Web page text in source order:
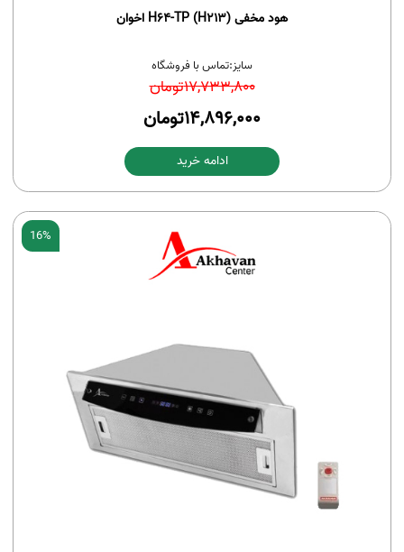
هود مخفی H64-TP (H213) اخوان
سایز:تماس با فروشگاه
17,733,800تومان
14,896,000تومان
ادامه خرید
16%